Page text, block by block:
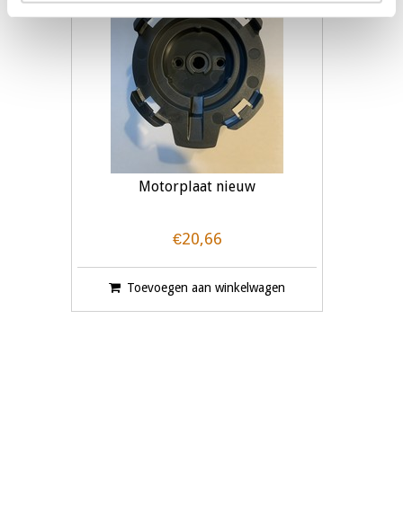
Motorplaat nieuw
€20,66
Toevoegen aan winkelwagen